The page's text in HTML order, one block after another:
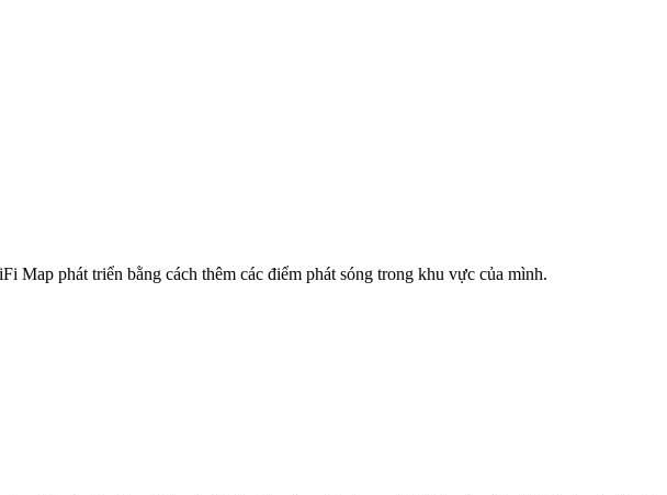
Map phát triển bằng cách thêm các điểm phát sóng trong khu vực của mình.